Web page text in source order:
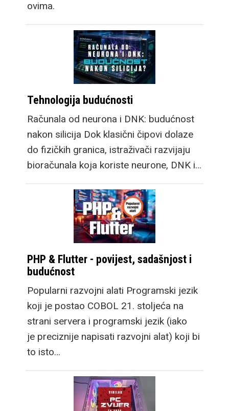
ovima.
Tehnologija budućnosti
Računala od neurona i DNK: budućnost
nakon silicija Dok klasični čipovi dolaze
do fizičkih granica, istraživači razvijaju
bioračunala koja koriste neurone, DNK i…
PHP & Flutter - povijest, sadašnjost i
budućnost
Popularni razvojni alati Programski jezik
koji je postao COBOL 21. stoljeća na
strani servera i programski jezik (iako
je preciznije napisati razvojni alat) koji bi
to isto…